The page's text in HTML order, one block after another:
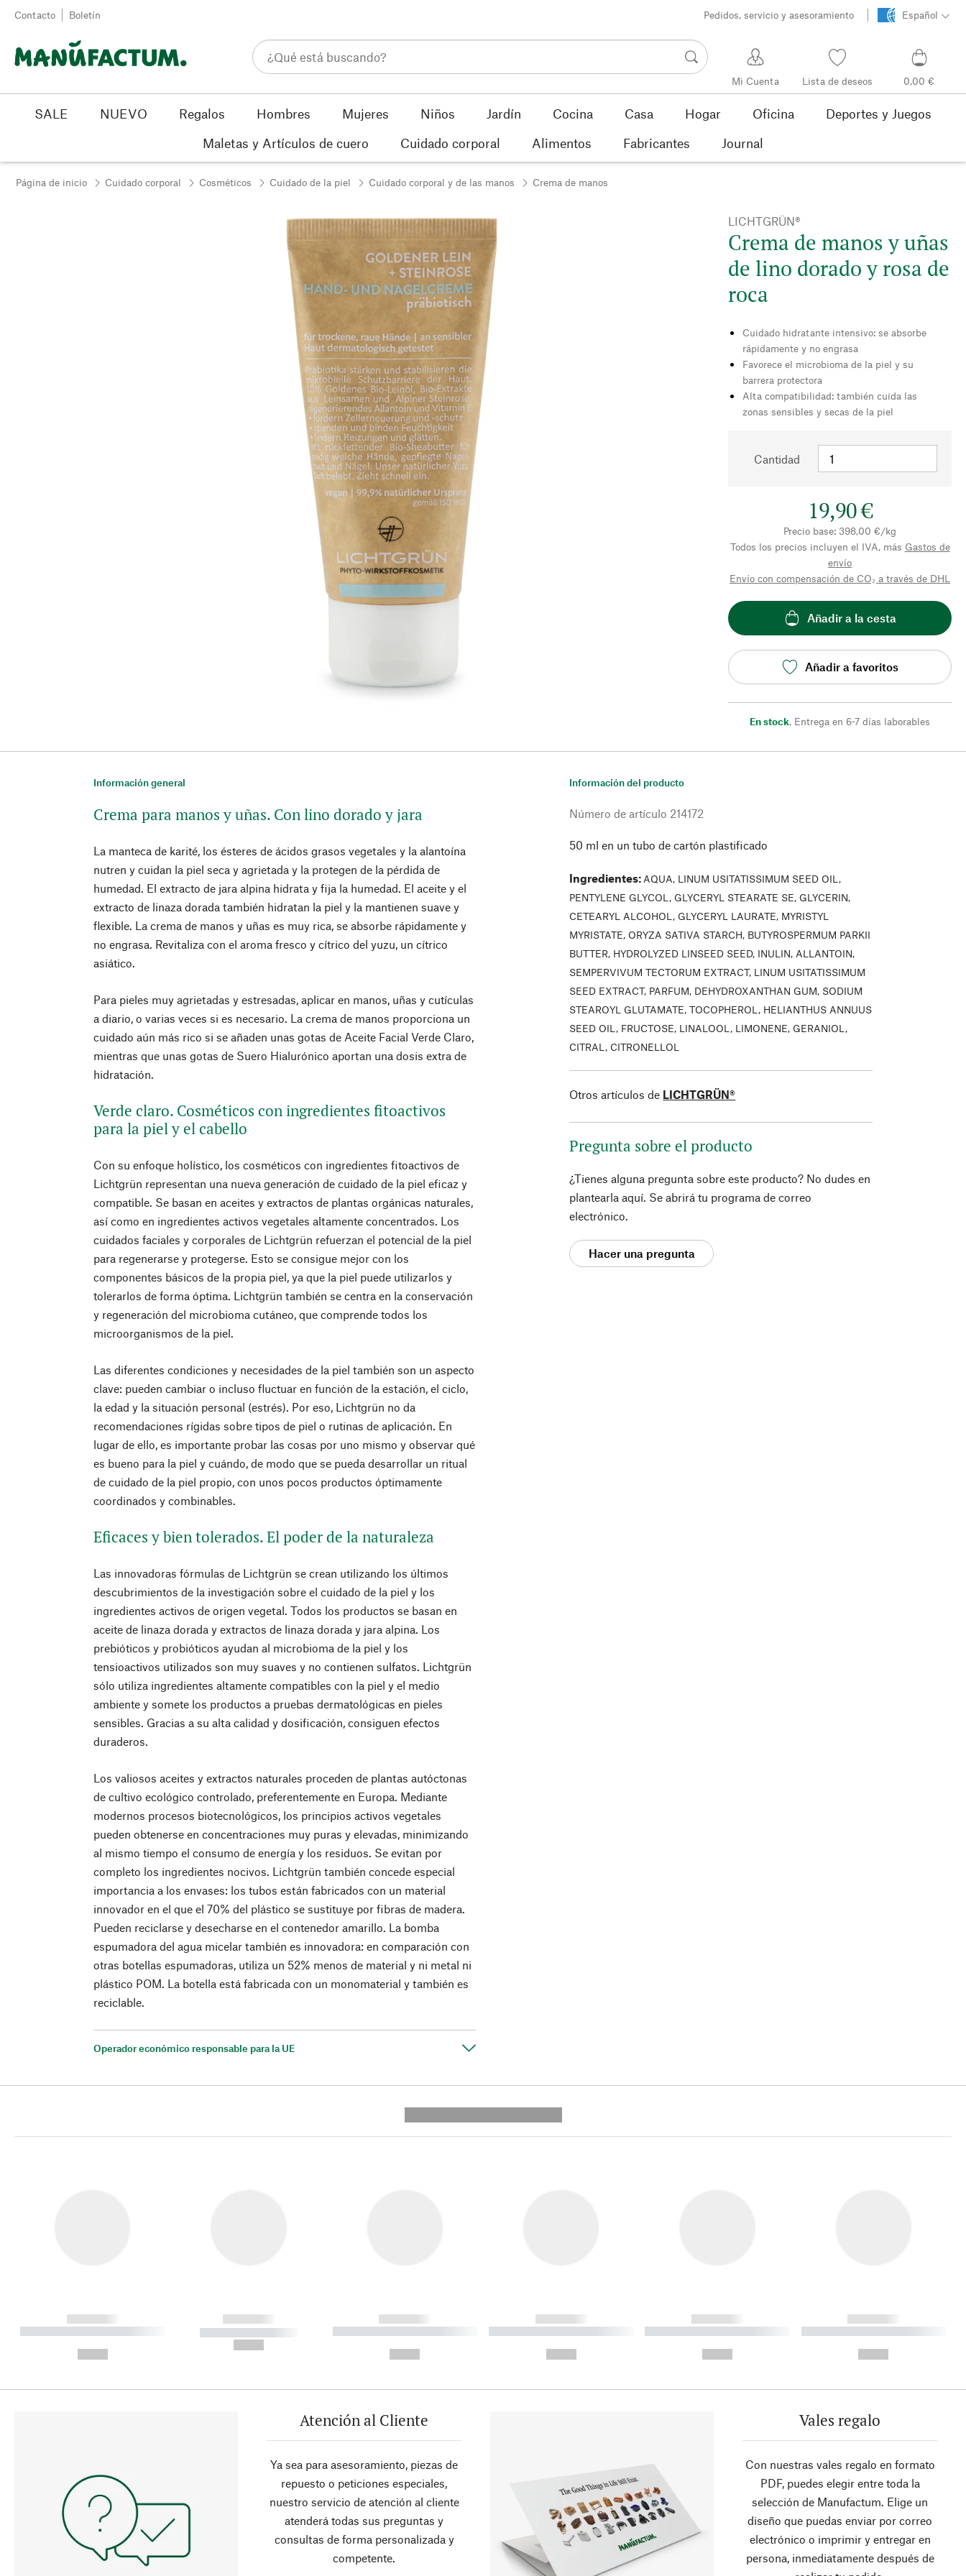
Ir al contenido
Contacto Boletín Pedidos, servicio y asesoramiento Español
Mi Cuenta Lista de deseos 0,00 €
SALE NUEVO Regalos Hombres Mujeres Niños Jardín Cocina Casa Hogar Oficina
Deportes y Juegos
Maletas y Artículos de cuero
Cuidado corporal Alimentos Fabricantes Journal
Página de inicio Cuidado corporal Cosméticos Cuidado de la piel Cuidado corporal y de las manos Crema de manos
LICHTGRÜN®
Crema de manos y uñas
de lino dorado y rosa de
roca
Cuidado hidratante intensivo: se absorbe
rápidamente y no engrasa
Favorece el microbioma de la piel y su
barrera protectora
Alta compatibilidad: también cuida las
zonas sensibles y secas de la piel
Cantidad
19,90 €
Precio base: 398,00 €/kg
Todos los precios incluyen el IVA, más Gastos de
envío
Envío con compensación de CO₂ a través de DHL
Añadir a la cesta
Añadir a favoritos
En stock, Entrega en 6-7 días laborables
Información general
Crema para manos y uñas. Con lino dorado y jara
La manteca de karité, los ésteres de ácidos grasos vegetales y la alantoína
nutren y cuidan la piel seca y agrietada y la protegen de la pérdida de
humedad. El extracto de jara alpina hidrata y fija la humedad. El aceite y el
extracto de linaza dorada también hidratan la piel y la mantienen suave y
flexible. La crema de manos y uñas es muy rica, se absorbe rápidamente y
no engrasa. Revitaliza con el aroma fresco y cítrico del yuzu, un cítrico
asiático.
Para pieles muy agrietadas y estresadas, aplicar en manos, uñas y cutículas
a diario, o varias veces si es necesario. La crema de manos proporciona un
cuidado aún más rico si se añaden unas gotas de Aceite Facial Verde Claro,
mientras que unas gotas de Suero Hialurónico aportan una dosis extra de
hidratación.
Verde claro. Cosméticos con ingredientes fitoactivos
para la piel y el cabello
Con su enfoque holístico, los cosméticos con ingredientes fitoactivos de
Lichtgrün representan una nueva generación de cuidado de la piel eficaz y
compatible. Se basan en aceites y extractos de plantas orgánicas naturales,
así como en ingredientes activos vegetales altamente concentrados. Los
cuidados faciales y corporales de Lichtgrün refuerzan el potencial de la piel
para regenerarse y protegerse. Esto se consigue mejor con los
componentes básicos de la propia piel, ya que la piel puede utilizarlos y
tolerarlos de forma óptima. Lichtgrün también se centra en la conservación
y regeneración del microbioma cutáneo, que comprende todos los
microorganismos de la piel.
Las diferentes condiciones y necesidades de la piel también son un aspecto
clave: pueden cambiar o incluso fluctuar en función de la estación, el ciclo,
la edad y la situación personal (estrés). Por eso, Lichtgrün no da
recomendaciones rígidas sobre tipos de piel o rutinas de aplicación. En
lugar de ello, es importante probar las cosas por uno mismo y observar qué
es bueno para la piel y cuándo, de modo que se pueda desarrollar un ritual
de cuidado de la piel propio, con unos pocos productos óptimamente
coordinados y combinables.
Eficaces y bien tolerados. El poder de la naturaleza
Las innovadoras fórmulas de Lichtgrün se crean utilizando los últimos
descubrimientos de la investigación sobre el cuidado de la piel y los
ingredientes activos de origen vegetal. Todos los productos se basan en
aceite de linaza dorada y extractos de linaza dorada y jara alpina. Los
prebióticos y probióticos ayudan al microbioma de la piel y los
tensioactivos utilizados son muy suaves y no contienen sulfatos. Lichtgrün
sólo utiliza ingredientes altamente compatibles con la piel y el medio
ambiente y somete los productos a pruebas dermatológicas en pieles
sensibles. Gracias a su alta calidad y dosificación, consiguen efectos
duraderos.
Los valiosos aceites y extractos naturales proceden de plantas autóctonas
de cultivo ecológico controlado, preferentemente en Europa. Mediante
modernos procesos biotecnológicos, los principios activos vegetales
pueden obtenerse en concentraciones muy puras y elevadas, minimizando
al mismo tiempo el consumo de energía y los residuos. Se evitan por
completo los ingredientes nocivos. Lichtgrün también concede especial
importancia a los envases: los tubos están fabricados con un material
innovador en el que el 70% del plástico se sustituye por fibras de madera.
Pueden reciclarse y desecharse en el contenedor amarillo. La bomba
espumadora del agua micelar también es innovadora: en comparación con
otras botellas espumadoras, utiliza un 52% menos de material y ni metal ni
plástico POM. La botella está fabricada con un monomaterial y también es
reciclable.
Operador económico responsable para la UE
Información del producto
Número de artículo 214172
50 ml en un tubo de cartón plastificado
Ingredientes: AQUA, LINUM USITATISSIMUM SEED OIL,
PENTYLENE GLYCOL, GLYCERYL STEARATE SE, GLYCERIN,
CETEARYL ALCOHOL, GLYCERYL LAURATE, MYRISTYL
MYRISTATE, ORYZA SATIVA STARCH, BUTYROSPERMUM PARKII
BUTTER, HYDROLYZED LINSEED SEED, INULIN, ALLANTOIN,
SEMPERVIVUM TECTORUM EXTRACT, LINUM USITATISSIMUM
SEED EXTRACT, PARFUM, DEHYDROXANTHAN GUM, SODIUM
STEAROYL GLUTAMATE, TOCOPHEROL, HELIANTHUS ANNUUS
SEED OIL, FRUCTOSE, LINALOOL, LIMONENE, GERANIOL,
CITRAL, CITRONELLOL
Otros artículos de LICHTGRÜN®
Pregunta sobre el producto
¿Tienes alguna pregunta sobre este producto? No dudes en
plantearla aquí. Se abrirá tu programa de correo
electrónico.
Hacer una pregunta
------------
----------- ----------- ----------
------------
----------- -----------
------------
----------- ----------- ----------
------------
----------- ----------- ----------
------------
----------- ----------- ----------
------------
----------- ----------- ----------
Atención al Cliente
Ya sea para asesoramiento, piezas de
repuesto o peticiones especiales,
nuestro servicio de atención al cliente
atenderá todas sus preguntas y
consultas de forma personalizada y
competente.
Vales regalo
Con nuestras vales regalo en formato
PDF, puedes elegir entre toda la
selección de Manufactum. Elige un
diseño que puedas enviar por correo
electrónico o imprimir y entregar en
persona, inmediatamente después de